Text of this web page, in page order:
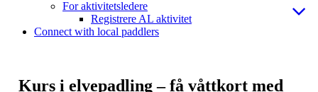
For aktivitetsledere
Registrere AL aktivitet
Connect with local paddlers
Kurs i elvepadling – få våttkort med